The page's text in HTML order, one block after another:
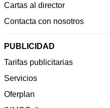
Cartas al director
Contacta con nosotros
PUBLICIDAD
Tarifas publicitarias
Servicios
Oferplan